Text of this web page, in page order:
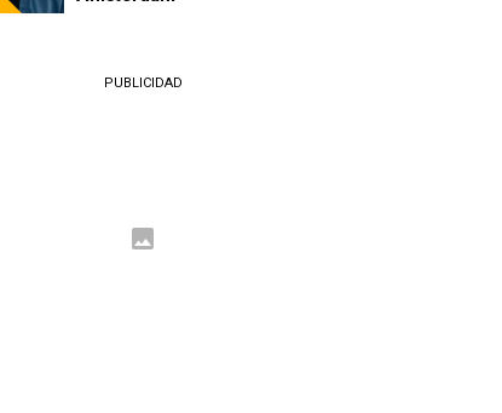
PUBLICIDAD